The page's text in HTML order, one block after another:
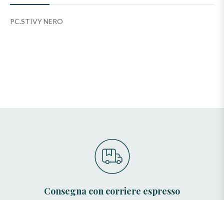
PC.STIVY NERO
Consegna con corriere espresso